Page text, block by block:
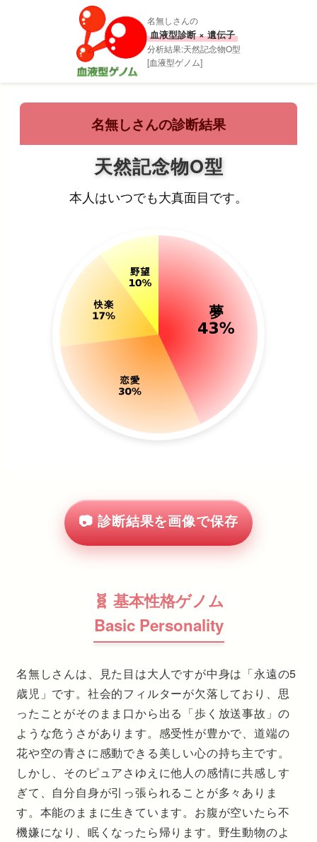
名無しさんの
血液型診断 × 遺伝子
分析結果:天然記念物O型
[血液型ゲノム]
名無しさんの診断結果
天然記念物O型
本人はいつでも大真面目です。
📷 診断結果を画像で保存
🧬 基本性格ゲノム
Basic Personality
名無しさんは、見た目は大人ですが中身は「永遠の5
歳児」です。社会的フィルターが欠落しており、思
ったことがそのまま口から出る「歩く放送事故」の
ような危うさがあります。感受性が豊かで、道端の
花や空の青さに感動できる美しい心の持ち主です。
しかし、そのピュアさゆえに他人の感情に共感しす
ぎて、自分自身が引っ張られることが多々ありま
す。本能のままに生きています。お腹が空いたら不
機嫌になり、眠くなったら帰ります。野生動物のよ